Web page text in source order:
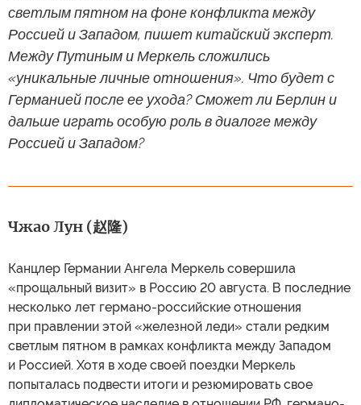
светлым пятном на фоне конфликта между
Россией и Западом, пишет китайский эксперт.
Между Путиным и Меркель сложились
«уникальные личные отношения». Что будет с
Германией после ее ухода? Сможет ли Берлин и
дальше играть особую роль в диалоге между
Россией и Западом?
Чжао Лун (赵隆)
Канцлер Германии Ангела Меркель совершила
«прощальный визит» в Россию 20 августа. В последние
несколько лет германо-российские отношения
при правлении этой «железной леди» стали редким
светлым пятном в рамках конфликта между Западом
и Россией. Хотя в ходе своей поездки Меркель
попыталась подвести итоги и резюмировать свое